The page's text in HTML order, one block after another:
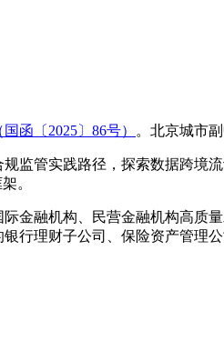
函〔2025〕86号） 。北京城市
监管实践路径，探索数据跨境
。
金融机构、民营金融机构高质
行理财子公司、保险资产管理